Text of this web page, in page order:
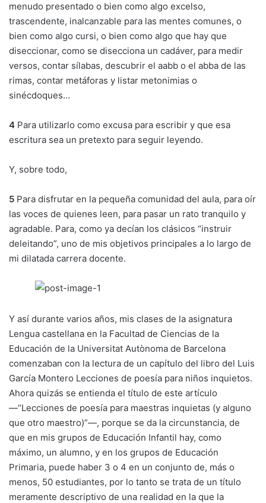
menudo presentado o bien como algo excelso,
trascendente, inalcanzable para las mentes comunes, o
bien como algo cursi, o bien como algo que hay que
diseccionar, como se disecciona un cadáver, para medir
versos, contar sílabas, descubrir el aabb o el abba de las
rimas, contar metáforas y listar metonimias o
sinécdoques…
4 Para utilizarlo como excusa para escribir y que esa
escritura sea un pretexto para seguir leyendo.
Y, sobre todo,
5 Para disfrutar en la pequeña comunidad del aula, para oír
las voces de quienes leen, para pasar un rato tranquilo y
agradable. Para, como ya decían los clásicos “instruir
deleitando”, uno de mis objetivos principales a lo largo de
mi dilatada carrera docente.
Y así durante varios años, mis clases de la asignatura
Lengua castellana en la Facultad de Ciencias de la
Educación de la Universitat Autònoma de Barcelona
comenzaban con la lectura de un capítulo del libro del Luis
García Montero Lecciones de poesía para niños inquietos.
Ahora quizás se entienda el título de este artículo
—“Lecciones de poesía para maestras inquietas (y alguno
que otro maestro)”—, porque se da la circunstancia, de
que en mis grupos de Educación Infantil hay, como
máximo, un alumno, y en los grupos de Educación
Primaria, puede haber 3 o 4 en un conjunto de, más o
menos, 50 estudiantes, por lo tanto se trata de un título
meramente descriptivo de una realidad en la que la